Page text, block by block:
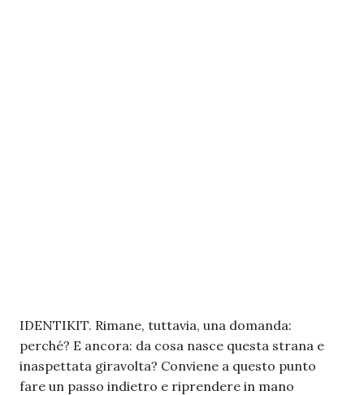
IDENTIKIT. Rimane, tuttavia, una domanda:
perché? E ancora: da cosa nasce questa strana e
inaspettata giravolta? Conviene a questo punto
fare un passo indietro e riprendere in mano